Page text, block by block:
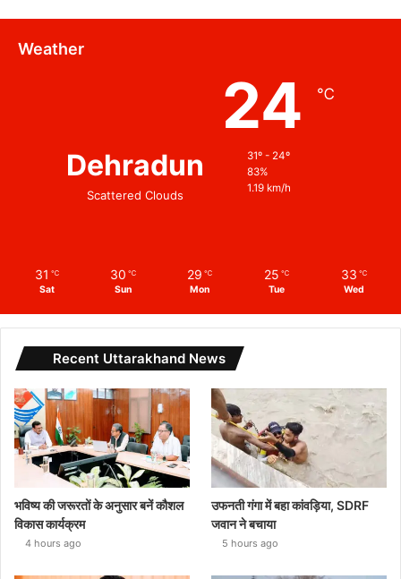
Weather
Dehradun
Scattered Clouds
24 ℃
31º - 24º
83%
1.19 km/h
31 ℃
Sat
30 ℃
Sun
29 ℃
Mon
25 ℃
Tue
33 ℃
Wed
Recent Uttarakhand News
भविष्य की जरूरतों के अनुसार बनें कौशल
विकास कार्यक्रम
4 hours ago
उफनती गंगा में बहा कांवड़िया, SDRF
जवान ने बचाया
5 hours ago